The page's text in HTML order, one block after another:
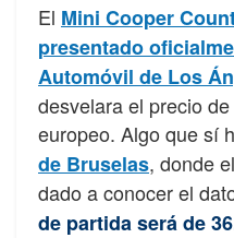
El Mini Cooper
presentado
Automóvil de Los
desvelara el precio
europeo. Algo que sí
de Bruselas, donde
dado a conocer el
de partida será de